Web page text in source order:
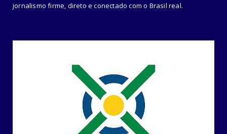
jornalismo firme, direto e conectado com o Brasil real.